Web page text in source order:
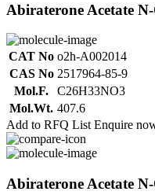
Abiraterone Acetate
CAT No o2h-A002014
CAS No 2517964-85-9
Mol.F.
C26H33NO3
Mol.Wt. 407.6
Add to RFQ List Enquire
Abiraterone Acetate